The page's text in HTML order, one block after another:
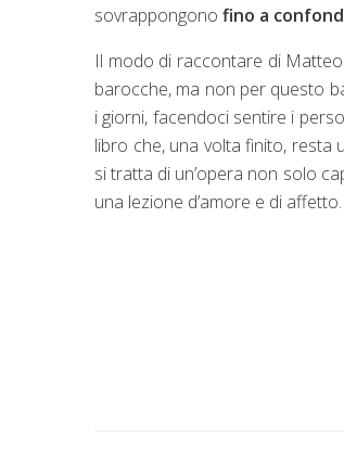
sovrappongono fino a
Il modo di raccontare di
barocche, ma non per questo
i giorni, facendoci sentire i
libro che, una volta finito, resta
si tratta di un’opera non solo
una lezione d’amore e di affetto.